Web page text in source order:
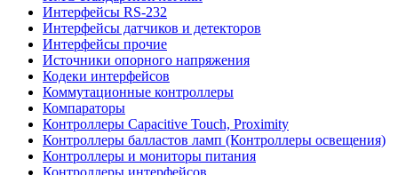
Интерфейсы RS-232
Интерфейсы датчиков и детекторов
Интерфейсы прочие
Источники опорного напряжения
Кодеки интерфейсов
Коммутационные контроллеры
Компараторы
Контроллеры Capacitive Touch, Proximity
Контроллеры балластов ламп (Контроллеры освещения)
Контроллеры и мониторы питания
Контроллеры интерфейсов